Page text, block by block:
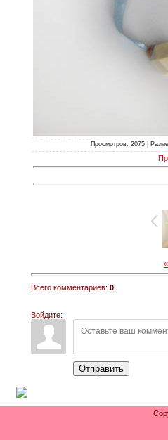
Просмотров: 2075 |
Всего комментариев: 0
Войдите:
Отправить